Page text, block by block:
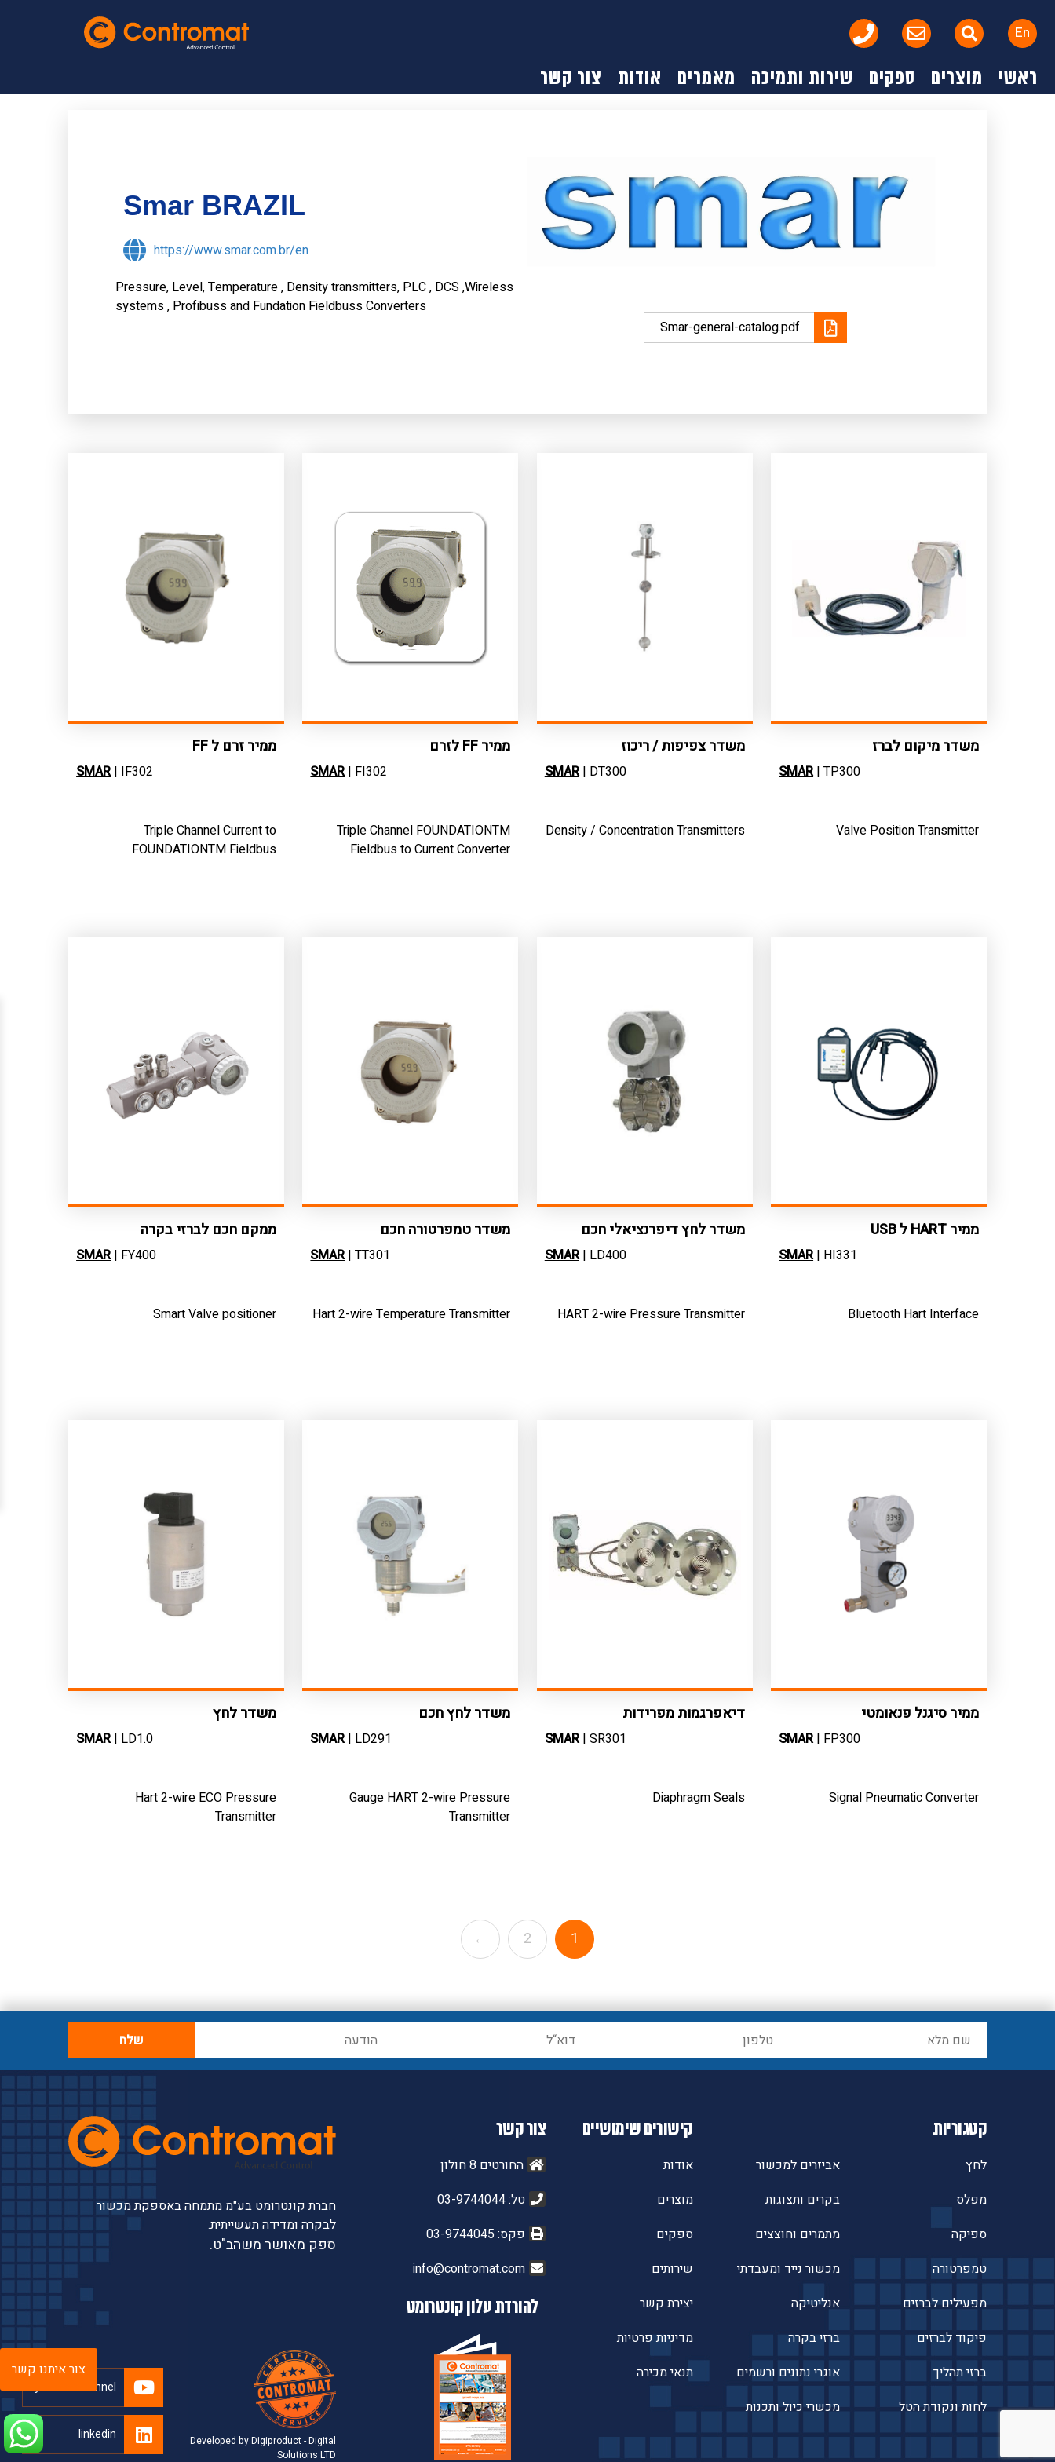
ראשי מוצרים ספקים שירות ותמיכה מאמרים אודות צור קשר
En
Smar-general-catalog.pdf
Smar BRAZIL
https://www.smar.com.br/en
Pressure, Level, Temperature , Density transmitters, PLC , DCS ,Wireless
systems , Profibuss and Fundation Fieldbuss Converters
משדר מיקום לברז
SMAR| TP300
Valve Position Transmitter
משדר צפיפות / ריכוז
SMAR| DT300
Density / Concentration Transmitters
ממיר FF לזרם
SMAR| FI302
Triple Channel FOUNDATIONTM
Fieldbus to Current Converter
ממיר זרם ל FF
SMAR| IF302
Triple Channel Current to
FOUNDATIONTM Fieldbus
ממיר HART ל USB
SMAR| HI331
Bluetooth Hart Interface
משדר לחץ דיפרנציאלי חכם
SMAR| LD400
HART 2-wire Pressure Transmitter
משדר טמפרטורה חכם
SMAR| TT301
Hart 2-wire Temperature Transmitter
ממקם חכם לברזי בקרה
SMAR| FY400
Smart Valve positioner
ממיר סיגנל פנאומטי
SMAR| FP300
Signal Pneumatic Converter
דיאפרגמות מפרידות
SMAR| SR301
Diaphragm Seals
משדר לחץ חכם
SMAR| LD291
Gauge HART 2-wire Pressure
Transmitter
משדר לחץ
SMAR| LD1.0
Hart 2-wire ECO Pressure
Transmitter
1
2
←
צור איתנו קשר
קטגוריות
לחץ
מפלס
ספיקה
טמפרטורה
מפעילים לברזים
פיקוד לברזים
ברזי תהליך
לחות ונקודת הטל
אביזרים למכשור
בקרים ותצוגות
מתמרים וחוצצים
מכשור נייד ומעבדתי
אנליטיקה
ברזי בקרה
אוגרי נתונים ורשמים
מכשרי כיול ותכנות
קישורים שימושיים
אודות
מוצרים
ספקים
שירותים
יצירת קשר
מדיניות פרטיות
תנאי מכירה
צור קשר
החורטים 8 חולון
טל: 03-9744044
פקס: 03-9744045
info@contromat.com
להורדת עלון קונטרומט
חברת קונטרומט בע"מ מתמחה באספקת מכשור
לבקרה ומדידה תעשייתית.
ספק מאושר משהב"ט.
Developed by Digiproduct - Digital
Solutions LTD
youtube channel
linkedin